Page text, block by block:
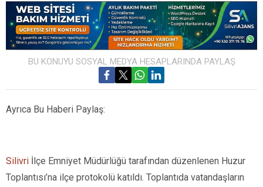
BU KONUYU SOSYAL MEDYA HESAPLARINDA PAYLAŞ
Ayrıca Bu Haberi Paylaş:
Silivri İlçe Emniyet Müdürlüğü tarafından düzenlenen Huzur
Toplantısı’na ilçe protokolü katıldı. Toplantıda vatandaşların